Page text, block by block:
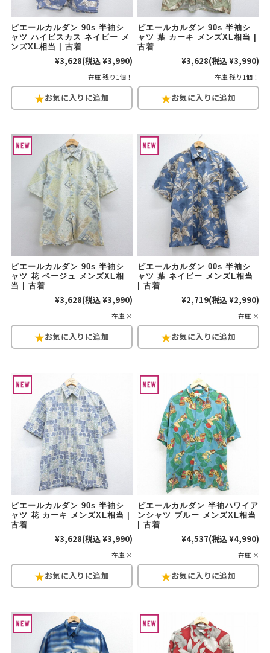
ピエールカルダン 90s 半袖シ
ャツ ハイビスカス ネイビー メ
ンズXL相当 | 古着
¥3,628(税込 ¥3,990)
在庫 残り1個！
ピエールカルダン 90s 半袖シ
ャツ 葉 カーキ メンズXL相当 |
古着
¥3,628(税込 ¥3,990)
在庫 残り1個！
ピエールカルダン 90s 半袖シ
ャツ 花 ベージュ メンズXL相
当 | 古着
¥3,628(税込 ¥3,990)
在庫 ×
ピエールカルダン 00s 半袖シ
ャツ 葉 ネイビー メンズL相当
| 古着
¥2,719(税込 ¥2,990)
在庫 ×
ピエールカルダン 90s 半袖シ
ャツ 花 カーキ メンズXL相当 |
古着
¥3,628(税込 ¥3,990)
在庫 ×
ピエールカルダン 半袖ハワイア
ンシャツ ブルー メンズXL相当
| 古着
¥4,537(税込 ¥4,990)
在庫 ×